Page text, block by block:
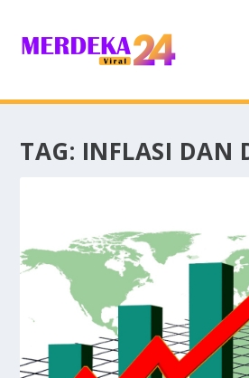
TAG: INFLASI DAN